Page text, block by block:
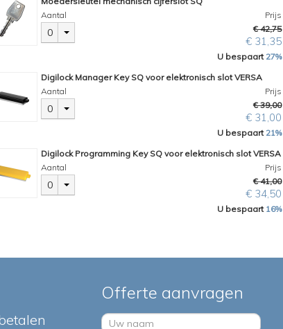
Aantal
0
Prijs
€ 42,75
€ 31,35
U bespaart 27%
Digilock Manager Key SQ voor elektronisch slot VERSA
Aantal
0
Prijs
€ 39,00
€ 31,00
U bespaart 21%
Digilock Programming Key SQ voor elektronisch slot VERSA
Aantal
0
Prijs
€ 41,00
€ 34,50
U bespaart 16%
Offerte aanvragen